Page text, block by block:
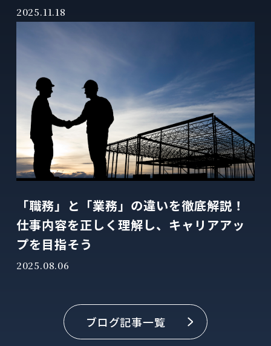
2025.11.18
「職務」と「業務」の違いを徹底解説！
仕事内容を正しく理解し、キャリアアッ
プを目指そう
2025.08.06
ブログ記事一覧